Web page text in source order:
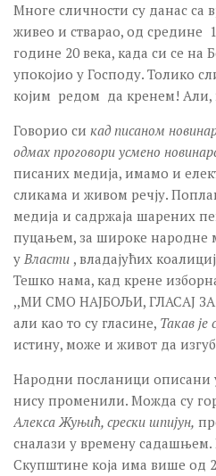
Многе сличности су данас са
живео и стварао, од средине
године 20 века, када си се на
упокојио у Господу. Толико
којим редом да кренем! Али,
Говорио си кад писаном
одмах проговори усмено
писаних медија, имамо и
сликама и живом речју.
медија и садржаја шарених
пуцањем, за широке народне
у Власти , владајућих
Тешко нама, кад крене
,,МИ СМО НАЈБОЉИ, ГЛАСАЈ ЗА
али као то су гласине, Такав је
истину, може и живот да
Народни посланици описани
нису променили. Можда су
Алекса Жуњић, срески шпијун,
сналази у времену садашњем.
Скупштине која има више од